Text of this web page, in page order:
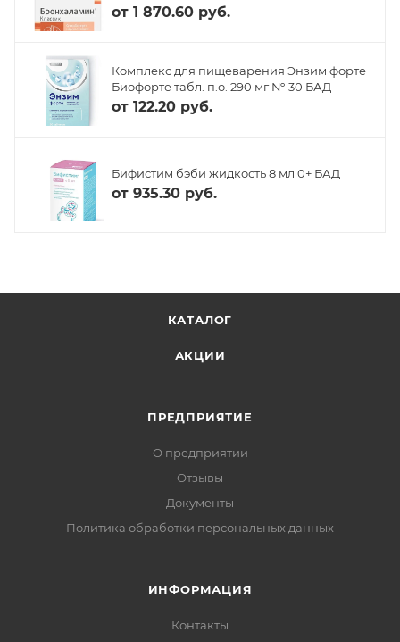
от 1 870.60 руб.
Комплекс для пищеварения Энзим форте
Биофорте табл. п.о. 290 мг № 30 БАД
от 122.20 руб.
Бифистим бэби жидкость 8 мл 0+ БАД
от 935.30 руб.
КАТАЛОГ
АКЦИИ
ПРЕДПРИЯТИЕ
О предприятии
Отзывы
Документы
Политика обработки персональных данных
ИНФОРМАЦИЯ
Контакты